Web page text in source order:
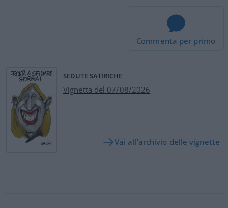
Commenta per primo
SEDUTE SATIRICHE
Vignetta del 07/08/2026
Vai all'archivio delle vignette